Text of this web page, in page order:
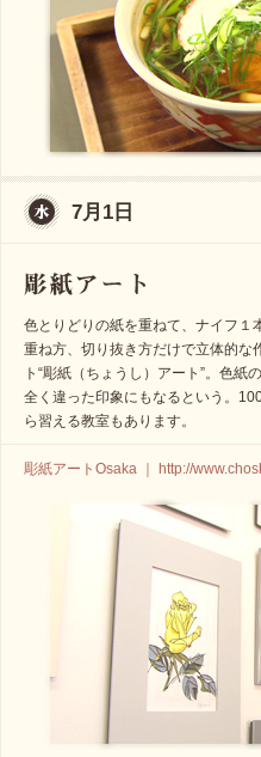
7月1日
色とりどりの紙を重ねて、ナイフ１
重ね方、切り抜き方だけで立体的な
ト“彫紙（ちょうし）アート”。色
全く違った印象にもなるという。
ら習える教室もあります。
彫紙アートOsaka ｜ http://